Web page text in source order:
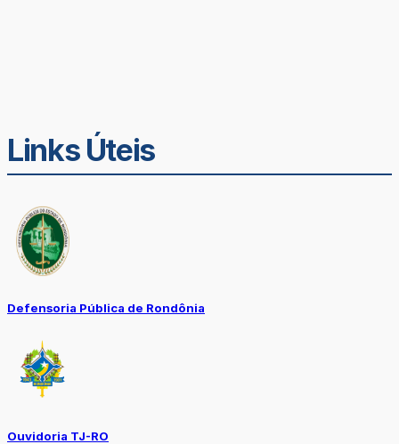
Links Úteis
Defensoria Pública de Rondônia
Ouvidoria TJ-RO